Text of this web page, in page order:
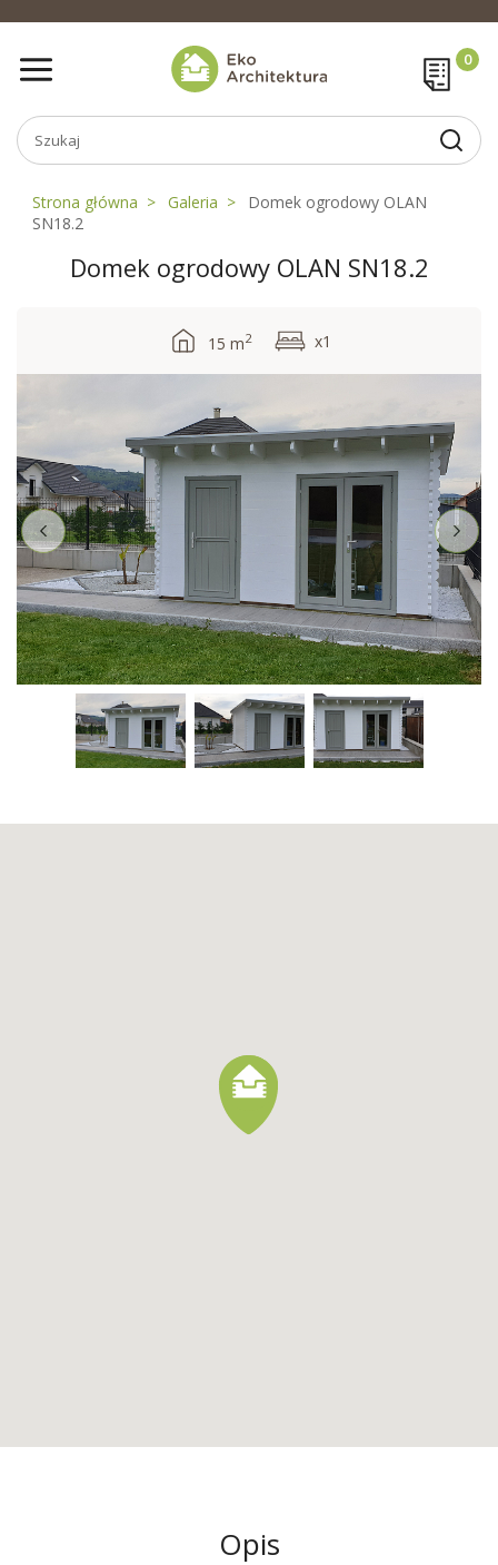
Strona główna Galeria
Domek ogrodowy OLAN
SN18.2
Domek ogrodowy OLAN SN18.2
15 m2 x1
Opis